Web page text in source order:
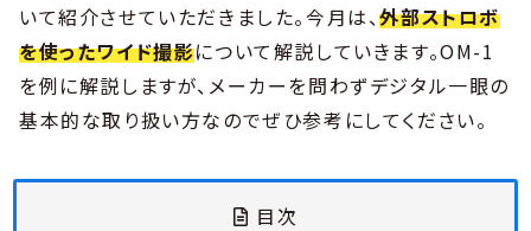
いて紹介させていただきました。今月は、外部ストロボ
を使ったワイド撮影について解説していきます。OM-1
を例に解説しますが、メーカーを問わずデジタル一眼の
基本的な取り扱い方なのでぜひ参考にしてください。
目次